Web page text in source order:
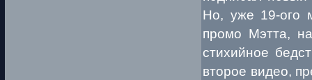
Но, уже 19-ого
промо Мэтта,
стихийное
второе видео,